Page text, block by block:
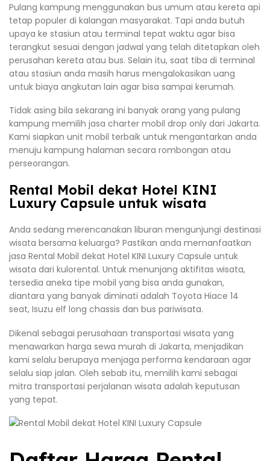
Pulang kampung menggunakan bus umum atau kereta api
tetap populer di kalangan masyarakat. Tapi anda butuh
upaya ke stasiun atau terminal tepat waktu agar bisa
terangkut sesuai dengan jadwal yang telah ditetapkan oleh
perusahan kereta atau bus. Selain itu, saat tiba di terminal
atau stasiun anda masih harus mengalokasikan uang
untuk biaya angkutan lain agar bisa sampai kerumah.
Tidak asing bila sekarang ini banyak orang yang pulang
kampung memilih jasa charter mobil drop only dari Jakarta.
Kami siapkan unit mobil terbaik untuk mengantarkan anda
menuju kampung halaman secara rombongan atau
perseorangan.
Rental Mobil dekat Hotel KINI
Luxury Capsule untuk wisata
Anda sedang merencanakan liburan mengunjungi destinasi
wisata bersama keluarga? Pastikan anda memanfaatkan
jasa Rental Mobil dekat Hotel KINI Luxury Capsule untuk
wisata dari kulorental. Untuk menunjang aktifitas wisata,
tersedia aneka tipe mobil yang bisa anda gunakan,
diantara yang banyak diminati adalah Toyota Hiace 14
seat, Isuzu elf long chassis dan bus pariwisata.
Dikenal sebagai perusahaan transportasi wisata yang
menawarkan harga sewa murah di Jakarta, menjadikan
kami selalu berupaya menjaga performa kendaraan agar
selalu siap jalan. Oleh sebab itu, memilih kami sebagai
mitra transportasi perjalanan wisata adalah keputusan
yang tepat.